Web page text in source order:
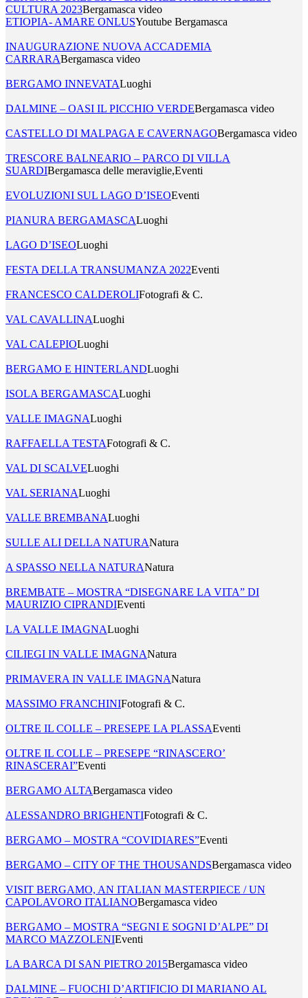
CULTURA 2023Bergamasca video
ETIOPIA- AMARE ONLUSYoutube Bergamasca
INAUGURAZIONE NUOVA ACCADEMIA
CARRARABergamasca video
BERGAMO INNEVATALuoghi
DALMINE – OASI IL PICCHIO VERDEBergamasca video
CASTELLO DI MALPAGA E CAVERNAGOBergamasca video
TRESCORE BALNEARIO – PARCO DI VILLA
SUARDIBergamasca delle meraviglie,Eventi
EVOLUZIONI SUL LAGO D’ISEOEventi
PIANURA BERGAMASCALuoghi
LAGO D’ISEOLuoghi
FESTA DELLA TRANSUMANZA 2022Eventi
FRANCESCO CALDEROLIFotografi & C.
VAL CAVALLINALuoghi
VAL CALEPIOLuoghi
BERGAMO E HINTERLANDLuoghi
ISOLA BERGAMASCALuoghi
VALLE IMAGNALuoghi
RAFFAELLA TESTAFotografi & C.
VAL DI SCALVELuoghi
VAL SERIANALuoghi
VALLE BREMBANALuoghi
SULLE ALI DELLA NATURANatura
A SPASSO NELLA NATURANatura
BREMBATE – MOSTRA “DISEGNARE LA VITA” DI
MAURIZIO CIPRANDIEventi
LA VALLE IMAGNALuoghi
CILIEGI IN VALLE IMAGNANatura
PRIMAVERA IN VALLE IMAGNANatura
MASSIMO FRANCHINIFotografi & C.
OLTRE IL COLLE – PRESEPE LA PLASSAEventi
OLTRE IL COLLE – PRESEPE “RINASCERO’
RINASCERAI”Eventi
BERGAMO ALTABergamasca video
ALESSANDRO BRIGHENTIFotografi & C.
BERGAMO – MOSTRA “COVIDIARES”Eventi
BERGAMO – CITY OF THE THOUSANDSBergamasca video
VISIT BERGAMO, AN ITALIAN MASTERPIECE / UN
CAPOLAVORO ITALIANOBergamasca video
BERGAMO – MOSTRA “SEGNI E SOGNI D’ALPE” DI
MARCO MAZZOLENIEventi
LA BARCA DI SAN PIETRO 2015Bergamasca video
DALMINE – FUOCHI D’ARTIFICIO DI MARIANO AL